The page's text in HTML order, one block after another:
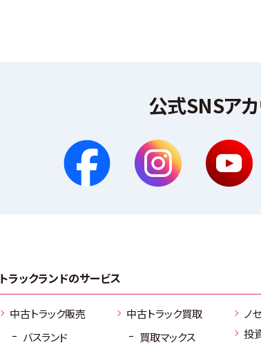
公式SNSア
トラックランドのサービス
中古トラック販売
バスランド
中古トラック買取
買取マックス
ノ
投